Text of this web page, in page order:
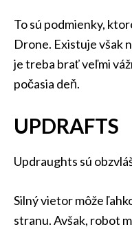
To sú podmienky,
Drone. Existuje však
je treba brať veľmi
počasia deň.
UPDRAFTS
Updraughts sú
Silný vietor môže
stranu. Avšak, robot